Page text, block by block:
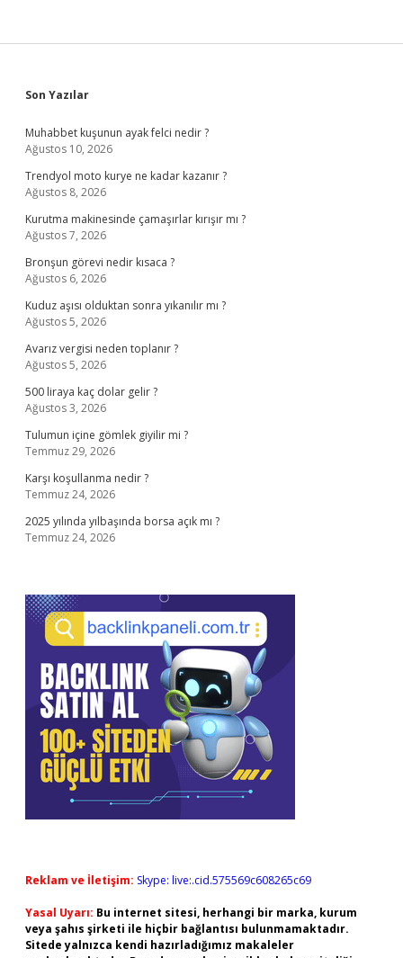
Sidebar
Son Yazılar
Muhabbet kuşunun ayak felci nedir ?
Ağustos 10, 2026
Trendyol moto kurye ne kadar kazanır ?
Ağustos 8, 2026
Kurutma makinesinde çamaşırlar kırışır mı ?
Ağustos 7, 2026
Bronşun görevi nedir kısaca ?
Ağustos 6, 2026
Kuduz aşısı olduktan sonra yıkanılır mı ?
Ağustos 5, 2026
Avarız vergisi neden toplanır ?
Ağustos 5, 2026
500 liraya kaç dolar gelir ?
Ağustos 3, 2026
Tulumun içine gömlek giyilir mi ?
Temmuz 29, 2026
Karşı koşullanma nedir ?
Temmuz 24, 2026
2025 yılında yılbaşında borsa açık mı ?
Temmuz 24, 2026
Reklam ve İletişim: Skype: live:.cid.575569c608265c69
Yasal Uyarı: Bu internet sitesi, herhangi bir marka, kurum
veya şahıs şirketi ile hiçbir bağlantısı bulunmamaktadır.
Sitede yalnızca kendi hazırladığımız makaleler